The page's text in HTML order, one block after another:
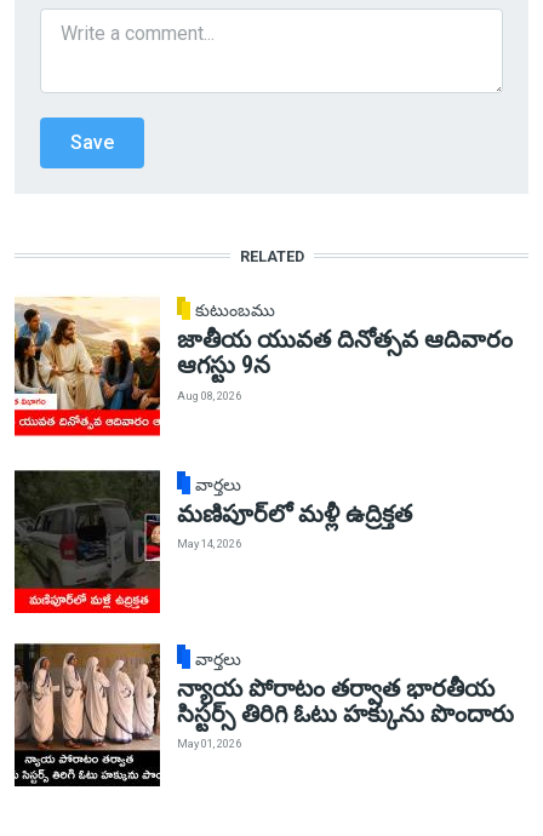
RELATED
కుటుంబము
జాతీయ యువత దినోత్సవ ఆదివారం
ఆగస్టు 9న
Aug 08, 2026
వార్తలు
మణిపూర్‌లో మళ్లీ ఉద్రిక్తత
May 14, 2026
వార్తలు
న్యాయ పోరాటం తర్వాత భారతీయ
సిస్టర్స్ తిరిగి ఓటు హక్కును పొందారు
May 01, 2026